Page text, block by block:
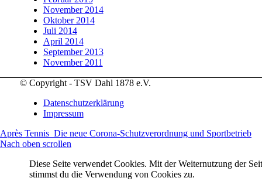
November 2014
Oktober 2014
Juli 2014
April 2014
September 2013
November 2011
© Copyright - TSV Dahl 1878 e.V.
Datenschutzerklärung
Impressum
Après Tennis Die neue Corona-Schutzverordnung und Sportbetrieb
Nach oben scrollen
Diese Seite verwendet Cookies. Mit der Weiternutzung der
stimmst du die Verwendung von Cookies zu.